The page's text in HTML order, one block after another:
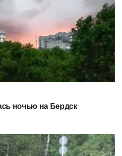
ночью на Бердск